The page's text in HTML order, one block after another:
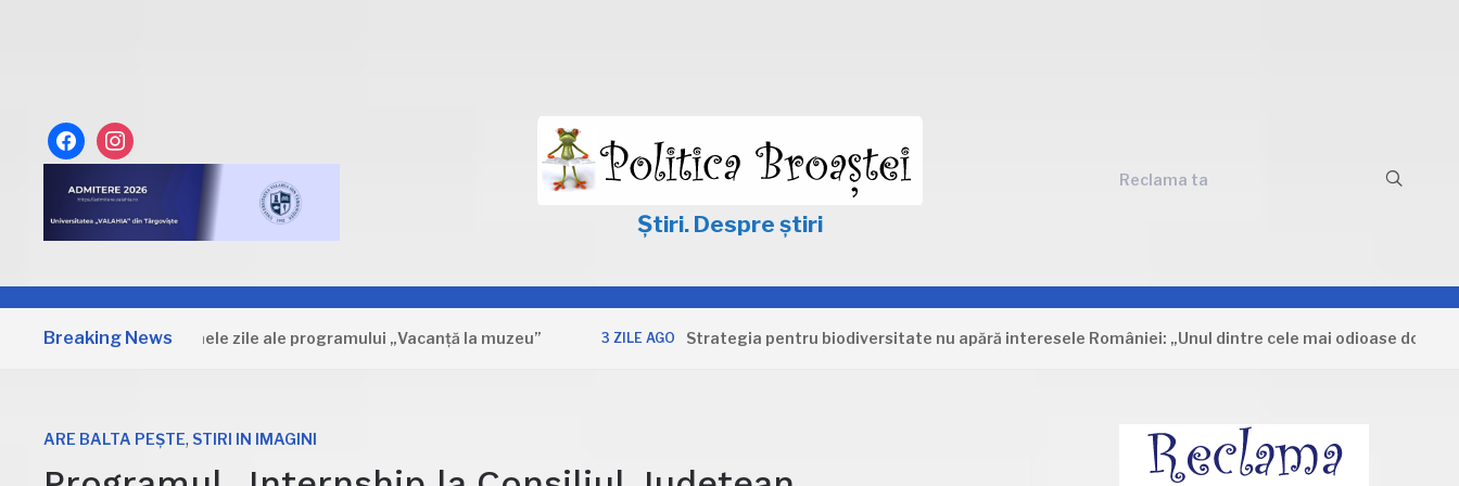
facebookinstagram
Știri. Despre știri
Reclama ta
Breaking News
Dâmbovița: Primele zile ale programului „Vacanță la muzeu” 3 ZILE AGO Strategia pentru biodiversitate nu apără interesele României: „Unul dintre cele mai odioase documente
ARE BALTA PEȘTE, STIRI IN IMAGINI